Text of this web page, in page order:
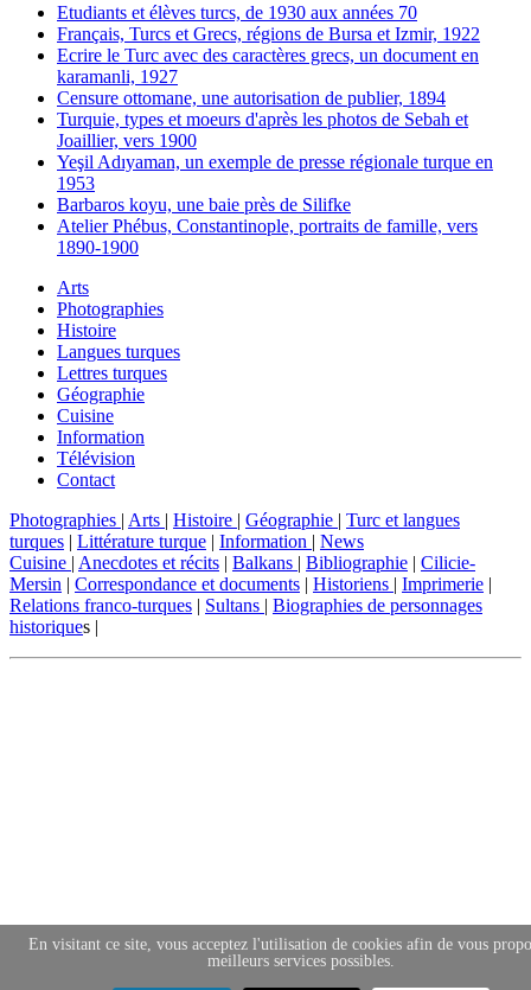
Etudiants et élèves turcs, de 1930 aux années 70
Français, Turcs et Grecs, régions de Bursa et Izmir, 1922
Ecrire le Turc avec des caractères grecs, un document en
karamanli, 1927
Censure ottomane, une autorisation de publier, 1894
Turquie, types et moeurs d'après les photos de Sebah et
Joaillier, vers 1900
Yeşil Adıyaman, un exemple de presse régionale turque en
1953
Barbaros koyu, une baie près de Silifke
Atelier Phébus, Constantinople, portraits de famille, vers
1890-1900
Arts
Photographies
Histoire
Langues turques
Lettres turques
Géographie
Cuisine
Information
Télévision
Contact
Photographies | Arts | Histoire | Géographie | Turc et langues
turques | Littérature turque | Information | News
Cuisine | Anecdotes et récits | Balkans | Bibliographie | Cilicie-
Mersin | Correspondance et documents | Historiens | Imprimerie |
Relations franco-turques | Sultans | Biographies de personnages
historiques |
En visitant ce site, vous acceptez l'utilisation de cookies afin de vous
meilleurs services possibles.